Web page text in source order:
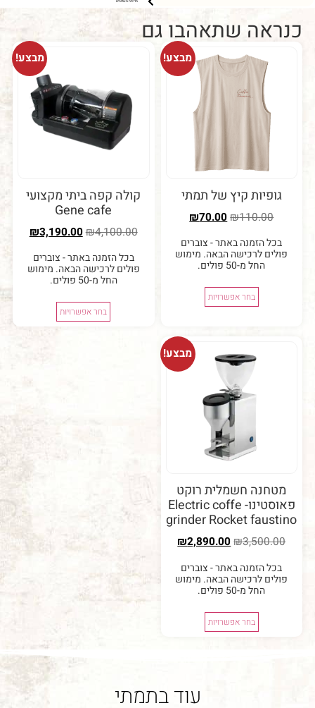
ברכישה מעל 5 קילו (בשקיות של ברכישה
שתאהבו גם
מבצע!
קיץ של תמתי
₪70.00
הזמנה באתר - צוברים
לרכישה הבאה. מימוש
בחר אפשרויות
קולה קפה ביתי מקצועי
Gene cafe
₪
₪3,190.00
בכל הזמנה באתר - צוברים
פולים לרכישה הבאה. מימוש
בחר אפשרויות
מבצע!
חשמלית רוקט
פאוסטינו- Electric coffe
grinder Rocket
₪
₪2,890.00
הזמנה באתר - צוברים
לרכישה הבאה. מימוש
בחר אפשרויות
עוד בתמתי